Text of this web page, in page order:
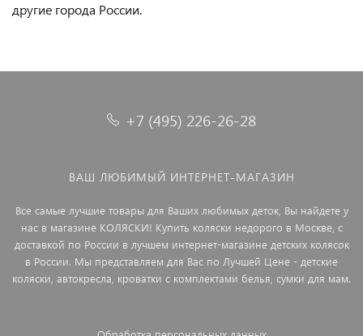
другие города России.
+7 (495) 226-26-28
ВАШ ЛЮБИМЫЙ ИНТЕРНЕТ-МАГАЗИН
Все самые лучшие товары для Ваших любимых деток, Вы найдете у
нас в магазине КОЛЯСКИ! Купить коляски недорого в Москве, с
доставкой по России в лучшем интернет-магазине детских колясок
в России. Мы представляем для Вас по Лучшей Цене - детские
коляски, автокресла, кроватки с комплектами белья, сумки для мам.